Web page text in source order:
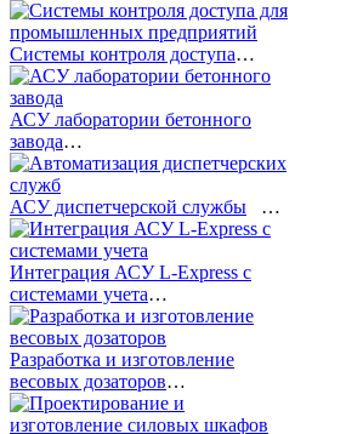
Системы контроля доступа…
АСУ лаборатории бетонного
завода…
АСУ диспетчерской службы …
Интеграция АСУ L-Express с
системами учета…
Разработка и изготовление
весовых дозаторов…